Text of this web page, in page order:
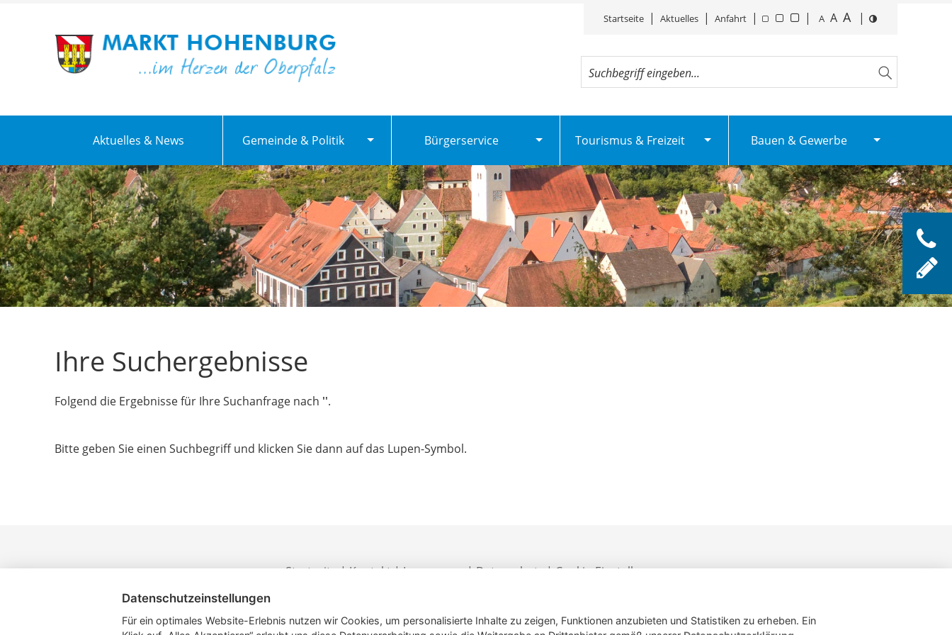
Startseite | Aktuelles | Anfahrt | | A A A |
Aktuelles & News Gemeinde & Politik Bürgerservice Tourismus & Freizeit Bauen & Gewerbe
Ihre Suchergebnisse
Folgend die Ergebnisse für Ihre Suchanfrage nach ''.
Bitte geben Sie einen Suchbegriff und klicken Sie dann auf das Lupen-Symbol.
Startseite|Kontakt|Impressum|Datenschutz|Cookie-Einstellungen
Datenschutzeinstellungen
Für ein optimales Website-Erlebnis nutzen wir Cookies, um personalisierte Inhalte zu zeigen, Funktionen anzubieten und Statistiken zu erheben. Ein